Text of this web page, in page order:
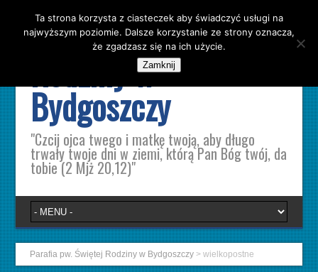
Parafia pw. Świętej
Rodziny w
Bydgoszczy
"Czcij ojca twego i matkę twoją, aby długo
trwały twoje dni w ziemi, którą Pan Bóg twój, da
tobie (2 Mjż 20,12)"
Parafia pw. Świętej Rodziny w Bydgoszczy >wielkopostne
Ta strona korzysta z ciasteczek aby świadczyć usługi na
najwyższym poziomie. Dalsze korzystanie ze strony oznacza,
że zgadzasz się na ich użycie.
Zamknij